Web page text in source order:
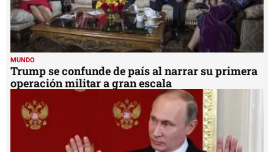
MUNDO
Trump se confunde de país al narrar su primera
operación militar a gran escala